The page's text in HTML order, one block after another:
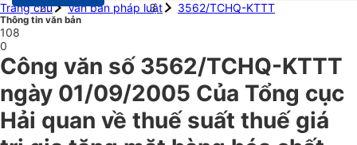
Trang chủ
Văn bản pháp luật 3562/TCHQ-KTTT
Thông tin văn bản
108
0
Công văn số 3562/TCHQ-KTTT
ngày 01/09/2005 Của Tổng cục
Hải quan về thuế suất thuế giá